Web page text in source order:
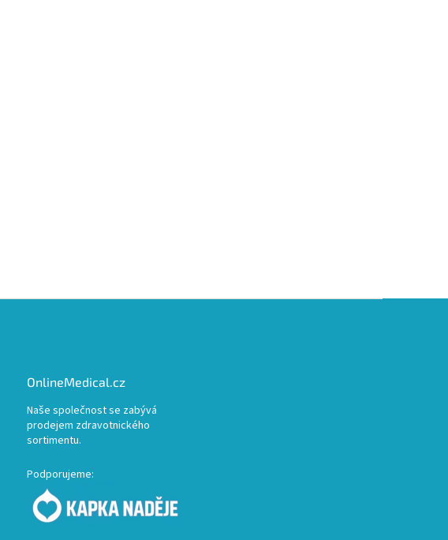
OnlineMedical.cz
Naše společnost se zabývá
prodejem zdravotnického
sortimentu.
Podporujeme: